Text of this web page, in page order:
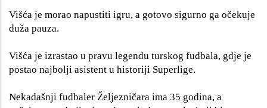
Višća je morao napustiti igru, a gotovo sigurno ga očekuje
duža pauza.
Višća je izrastao u pravu legendu turskog fudbala, gdje je
postao najbolji asistent u historiji Superlige.
Nekadašnji fudbaler Željezničara ima 35 godina, a